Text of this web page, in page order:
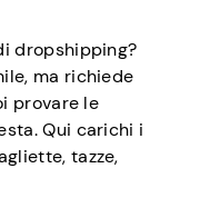
dropshipping?
ma richiede
provare le
Qui carichi i
tazze,